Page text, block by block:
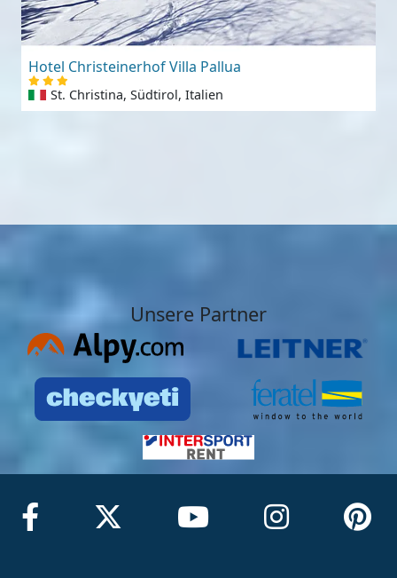
Hotel Christeinerhof Villa Pallua
St. Christina, Südtirol, Italien
Unsere Partner